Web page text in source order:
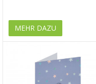
MEHR DAZU